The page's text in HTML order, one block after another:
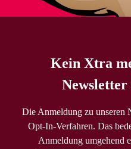
Kein Xtra
Die Anmeldung zu unseren
Opt-In-Verfahren. Das
Anmeldung umgehend